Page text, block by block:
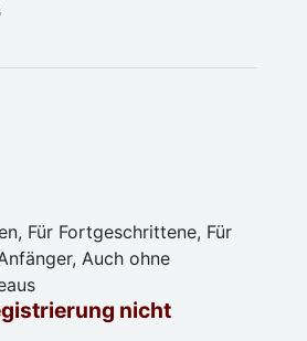
Für Fortgeschrittene, Für
Auch ohne
nicht